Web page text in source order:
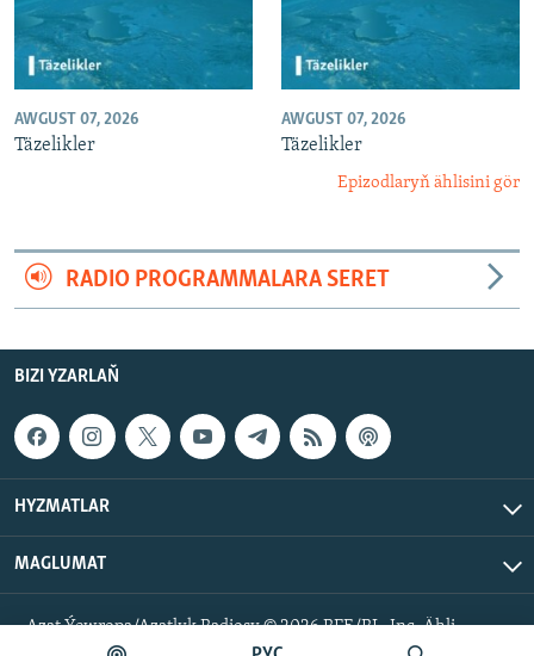
AWGUST 07, 2026
Täzelikler
AWGUST 07, 2026
Täzelikler
Epizodlaryň ählisini gör
RADIO PROGRAMMALARA SERET
BIZI YZARLAŇ
HYZMATLAR
MAGLUMAT
Azat Ýewropa/Azatlyk Radiosy © 2026 RFE/RL, Inc. Ähli
hukuklar goralan.